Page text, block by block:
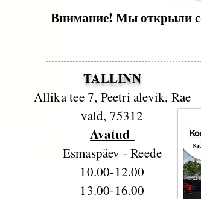
Внимание! Мы открыли
TALLINN
Allika tee 7, Peetri alevik, Rae
vald, 75312
Avatud
Esmaspäev - Reede
10.00-12.00
13.00-16.00